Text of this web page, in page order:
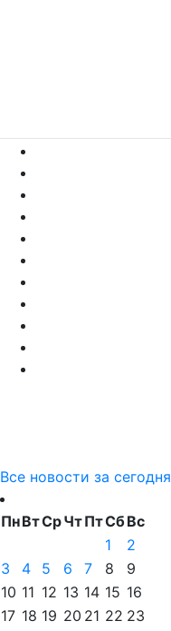
Все новости за сегодня
ПнВтСрЧтПтСбВс
1
2
3
4 5 6 7 8
9
10 11 12 13 14 15 16
17 18 19 20 21 22 23